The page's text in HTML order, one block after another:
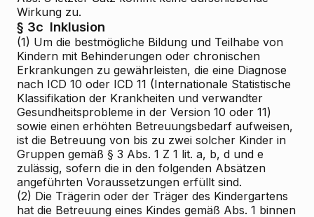
Wirkung zu.
§ 3c Inklusion
(1) Um die bestmögliche Bildung und Teilhabe von
Kindern mit Behinderungen oder chronischen
Erkrankungen zu gewährleisten, die eine Diagnose
nach ICD 10 oder ICD 11 (Internationale Statistische
Klassifikation der Krankheiten und verwandter
Gesundheitsprobleme in der Version 10 oder 11)
sowie einen erhöhten Betreuungsbedarf aufweisen,
ist die Betreuung von bis zu zwei solcher Kinder in
Gruppen gemäß § 3 Abs. 1 Z 1 lit. a, b, d und e
zulässig, sofern die in den folgenden Absätzen
angeführten Voraussetzungen erfüllt sind.
(2) Die Trägerin oder der Träger des Kindergartens
hat die Betreuung eines Kindes gemäß Abs. 1 binnen